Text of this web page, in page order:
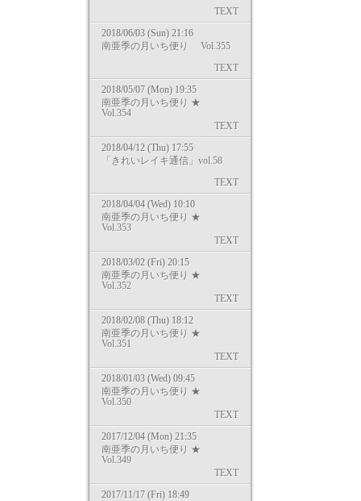
TEXT
2018/06/03 (Sun) 21:16
南亜季の月いち便り Vol.355
TEXT
2018/05/07 (Mon) 19:35
南亜季の月いち便り ★
Vol.354
TEXT
2018/04/12 (Thu) 17:55
「きれいレイキ通信」vol.58
TEXT
2018/04/04 (Wed) 10:10
南亜季の月いち便り ★
Vol.353
TEXT
2018/03/02 (Fri) 20:15
南亜季の月いち便り ★
Vol.352
TEXT
2018/02/08 (Thu) 18:12
南亜季の月いち便り ★
Vol.351
TEXT
2018/01/03 (Wed) 09:45
南亜季の月いち便り ★
Vol.350
TEXT
2017/12/04 (Mon) 21:35
南亜季の月いち便り ★
Vol.349
TEXT
2017/11/17 (Fri) 18:49